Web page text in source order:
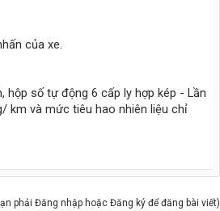
của xe.
hộp số tự động 6 cấp ly hợp kép - Lần
km và mức tiêu hao nhiên liệu chỉ
phải Đăng nhập hoặc Đăng ký để đăng bài viết)